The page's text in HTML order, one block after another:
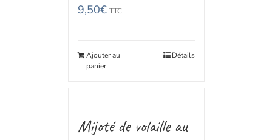
9,50€ TTC
Ajouter au
panier
Détails
Mijoté de volaille au